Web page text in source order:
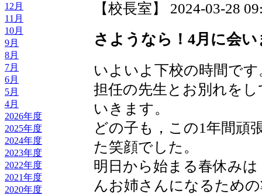
12月
11月
10月
9月
8月
7月
6月
5月
4月
2026年度
2025年度
2024年度
2023年度
2022年度
2021年度
2020年度
【校長室】 2024-03-28
さようなら！4月に会
いよいよ下校の時間です
担任の先生とお別れを
いきます。
どの子も，この1年間頑
た笑顔でした。
明日から始まる春休み
んお姉さんになるため